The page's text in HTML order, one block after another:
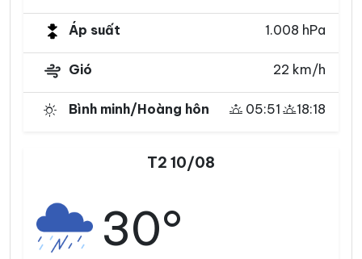
Áp suất 1.008 hPa
Gió 22 km/h
Bình minh/Hoàng hôn 05:51 18:18
T2 10/08
30°